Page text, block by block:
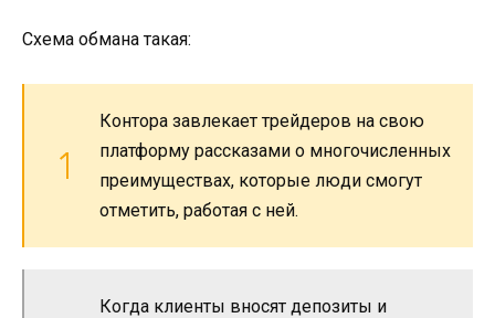
Схема обмана такая:
Контора завлекает трейдеров на свою
платформу рассказами о многочисленных
преимуществах, которые люди смогут
отметить, работая с ней.
Когда клиенты вносят депозиты и